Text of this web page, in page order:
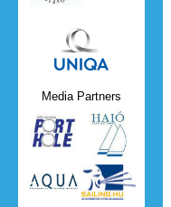
Uniqa.png
Media Partners